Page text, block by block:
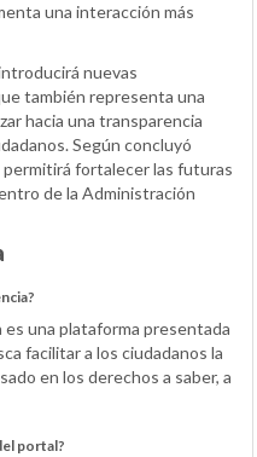
una interacción más
nuevas
también representa una
hacia una transparencia
Según concluyó
permitirá fortalecer las futuras
de la Administración
una plataforma presentada
facilitar a los ciudadanos la
en los derechos a saber, a
portal?